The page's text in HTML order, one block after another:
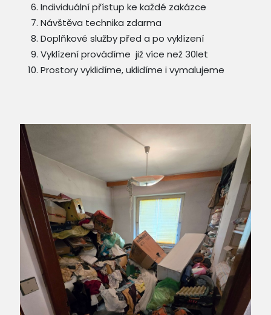
Individuální přístup ke každé zakázce
Návštěva technika zdarma
Doplňkové služby před a po vyklízení
Vyklízení provádíme již více než 30let
Prostory vyklidíme, uklidíme i vymalujeme